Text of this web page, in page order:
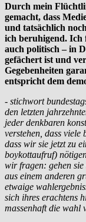
Durch mein
gemacht, dass
und tatsächlich
ich beruhigend. Ich
auch politisch – in
gefächert ist und
Gegebenheiten
entspricht dem
- stichwort
den letzten
jeder denkbaren
verstehen, dass viele
dass wir sie jetzt zu
boykottaufruf)
wir fragen: gehen
aus einem anderen
etwaige
sich ihres erachtens
massenhaft die wahl